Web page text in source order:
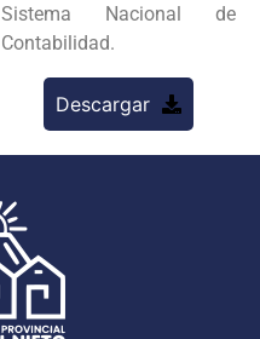
Sistema Nacional de
Contabilidad.
Descargar